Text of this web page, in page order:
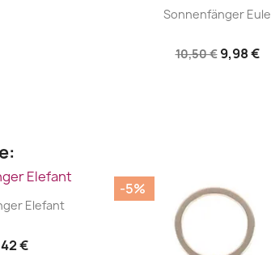
| 
Sonnenfänger Eule
10,50 € 9,98 €
Elefant
€
-5%